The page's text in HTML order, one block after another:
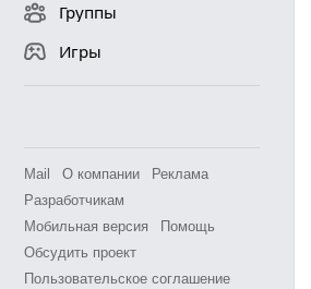
Группы
Игры
Mail О компании
Реклама
Разработчикам
Мобильная версия
Помощь
Обсудить проект
Пользовательское соглашение